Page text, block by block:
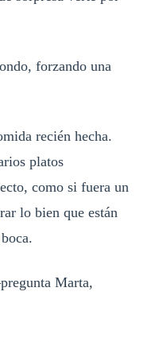
forzando una
recién hecha.
platos
como si fuera un
lo bien que están
Marta,